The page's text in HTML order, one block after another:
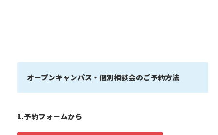
オープンキャンパス・個別相談会のご予約方法
1.予約フォームから